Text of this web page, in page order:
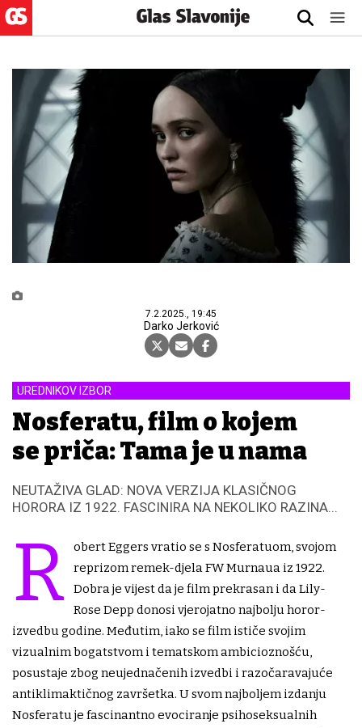
7.2.2025., 19:45
Darko Jerković
UREDNIKOV IZBOR
Nosferatu, film o kojem
se priča: Tama je u nama
NEUTAŽIVA GLAD: NOVA VERZIJA KLASIČNOG
HORORA IZ 1922. FASCINIRA NA NEKOLIKO RAZINA...
R
obert Eggers vratio se s Nosferatuom, svojom
reprizom remek-djela FW Murnaua iz 1922.
Dobra je vijest da je film prekrasan i da Lily-
Rose Depp donosi vjerojatno najbolju horor-
izvedbu godine. Međutim, iako se film ističe svojim
vizualnim bogatstvom i tematskom ambicioznošću,
posustaje zbog neujednačenih izvedbi i razočaravajuće
antiklimaktičnog završetka. U svom najboljem izdanju
Nosferatu je fascinantno evociranje psihoseksualnih